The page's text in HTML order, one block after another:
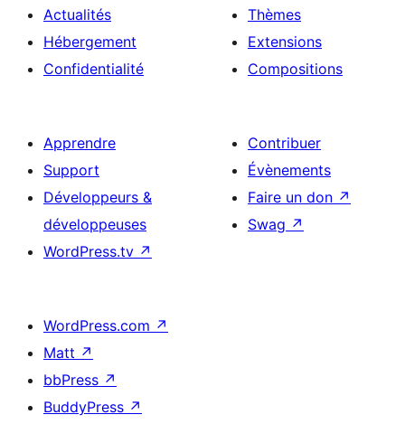
Actualités
Hébergement
Confidentialité
Thèmes
Extensions
Compositions
Apprendre
Support
Développeurs &
développeuses
WordPress.tv ↗
Contribuer
Évènements
Faire un don ↗
Swag ↗
WordPress.com ↗
Matt ↗
bbPress ↗
BuddyPress ↗